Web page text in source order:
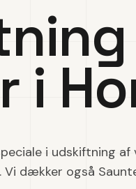
i
i udskiftning af
dækker også